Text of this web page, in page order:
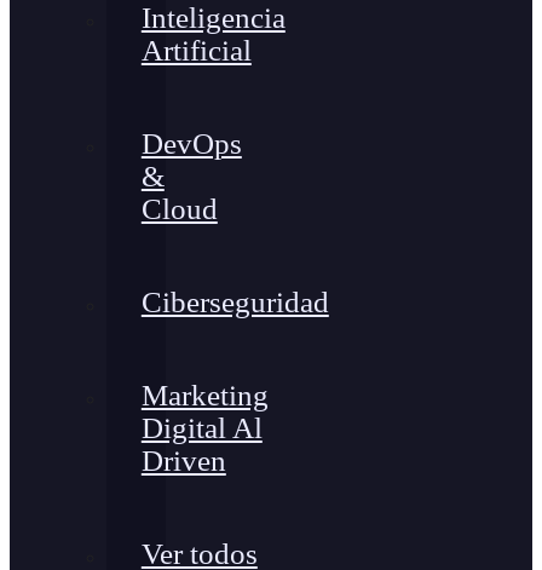
Inteligencia
Artificial
DevOps
&
Cloud
Ciberseguridad
Marketing
Digital Al
Driven
Ver todos